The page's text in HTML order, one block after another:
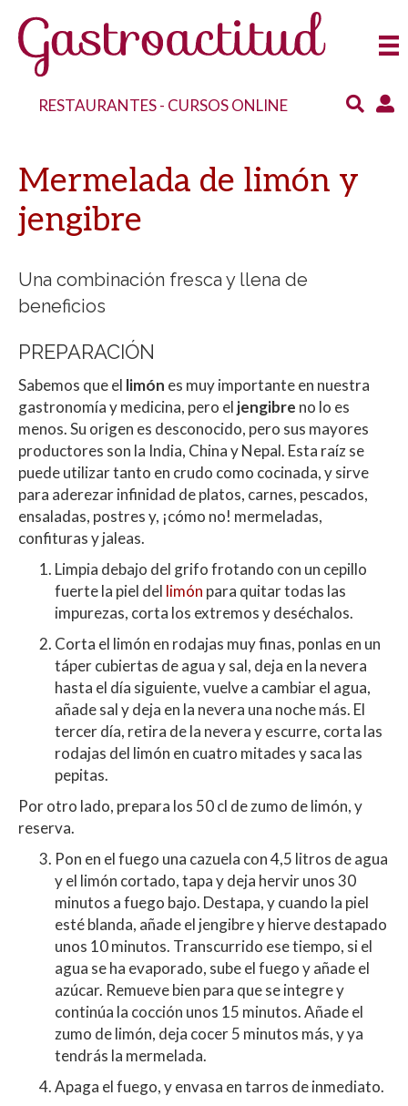
RESTAURANTES- CURSOS ONLINE
Mermelada de limón y
jengibre
Una combinación fresca y llena de
beneficios
PREPARACIÓN
Sabemos que el limón es muy importante en nuestra
gastronomía y medicina, pero el jengibre no lo es
menos. Su origen es desconocido, pero sus mayores
productores son la India, China y Nepal. Esta raíz se
puede utilizar tanto en crudo como cocinada, y sirve
para aderezar infinidad de platos, carnes, pescados,
ensaladas, postres y, ¡cómo no! mermeladas,
confituras y jaleas.
Limpia debajo del grifo frotando con un cepillo
fuerte la piel del limón para quitar todas las
impurezas, corta los extremos y deséchalos.
Corta el limón en rodajas muy finas, ponlas en un
táper cubiertas de agua y sal, deja en la nevera
hasta el día siguiente, vuelve a cambiar el agua,
añade sal y deja en la nevera una noche más. El
tercer día, retira de la nevera y escurre, corta las
rodajas del limón en cuatro mitades y saca las
pepitas.
Por otro lado, prepara los 50 cl de zumo de limón, y
reserva.
Pon en el fuego una cazuela con 4,5 litros de agua
y el limón cortado, tapa y deja hervir unos 30
minutos a fuego bajo. Destapa, y cuando la piel
esté blanda, añade el jengibre y hierve destapado
unos 10 minutos. Transcurrido ese tiempo, si el
agua se ha evaporado, sube el fuego y añade el
azúcar. Remueve bien para que se integre y
continúa la cocción unos 15 minutos. Añade el
zumo de limón, deja cocer 5 minutos más, y ya
tendrás la mermelada.
Apaga el fuego, y envasa en tarros de inmediato.